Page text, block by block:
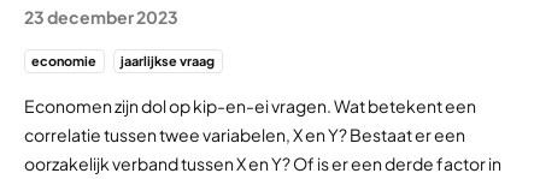
23 december 2023
economie jaarlijkse vraag
Economen zijn dol op kip-en-ei vragen. Wat betekent een
correlatie tussen twee variabelen, X en Y? Bestaat er een
oorzakelijk verband tussen X en Y? Of is er een derde factor in